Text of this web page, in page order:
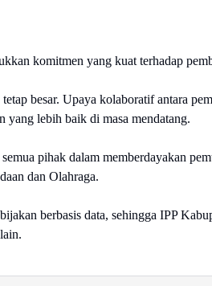
komitmen yang kuat terhadap
besar. Upaya kolaboratif antara
yang lebih baik di masa mendatang.
pihak dalam memberdayakan
dan Olahraga.
berbasis data, sehingga IPP